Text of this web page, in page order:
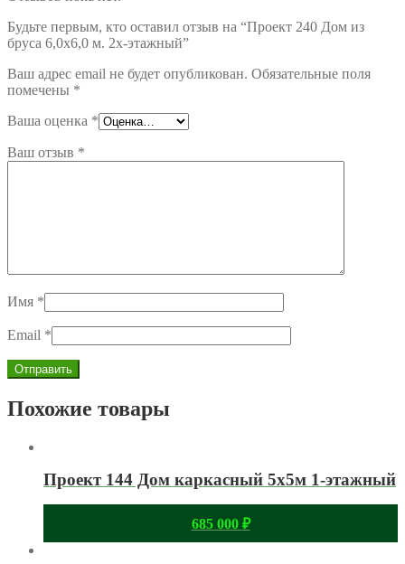
Будьте первым, кто оставил отзыв на “Проект 240 Дом из
бруса 6,0х6,0 м. 2х-этажный”
Ваш адрес email не будет опубликован. Обязательные поля
помечены *
Ваша оценка *
Ваш отзыв *
Имя *
Email *
Похожие товары
Проект 144 Дом каркасный 5х5м 1-этажный
685 000 ₽